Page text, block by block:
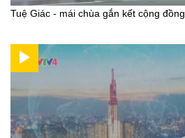
Tuệ Giác - mái chùa gắn kết cộng đồng